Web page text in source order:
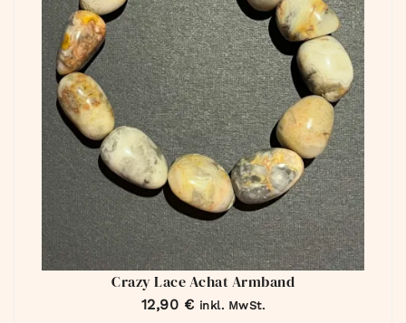
Crazy Lace Achat Armband
12,90 € inkl. MwSt.